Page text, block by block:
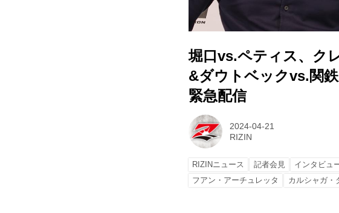
堀口vs.ペティス、ク
&ダウトベックvs.関
緊急配信
2024-04-21
RIZIN
RIZINニュース 記者会見 インタビュ
フアン・アーチュレッタ
カルシャガ・